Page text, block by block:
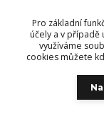
| Vytvořeno
www.eshop-
Zpracování
ochrany
Pro základní
účely a v případě
využíváme
cookies můžete